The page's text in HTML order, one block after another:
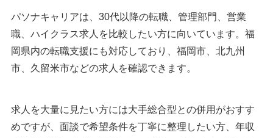
パソナキャリアは、30代以降の転職、管理部門、営業
職、ハイクラス求人を比較したい方に向いています。福
岡県内の転職支援にも対応しており、福岡市、北九州
市、久留米市などの求人を確認できます。
求人を大量に見たい方には大手総合型との併用がおすす
めですが、面談で希望条件を丁寧に整理したい方、年収